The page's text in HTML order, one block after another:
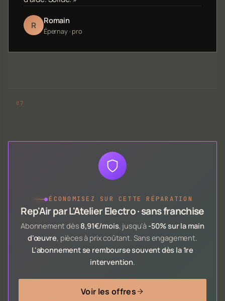
R Romain
Épernay · pro
●ÉCONOMISEZ SUR CETTE RÉPARATION
Rep'Air par L'Atelier Electro · sans franchise
Abonnement dès 8,91€/mois, jusqu'à -50% sur la main
d'œuvre, pièces à prix coûtant. Sans engagement.
L'abonnement se rembourse souvent dès la 1re
intervention.
Voir les offres